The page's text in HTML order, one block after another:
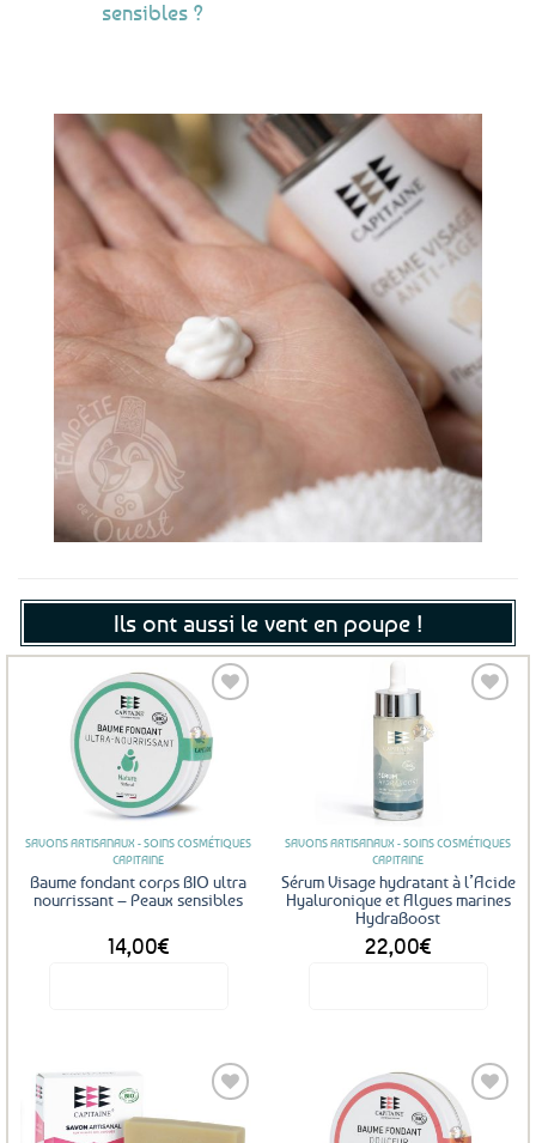
sensibles ?
Ils ont aussi le vent en poupe !
Ajouter
SAVONS ARTISANAUX - SOINS COSMÉTIQUES
CAPITAINE
Baume fondant corps BIO ultra
nourrissant – Peaux sensibles
14,00€
SAVONS ARTISANAUX - SOINS COSMÉTIQUES
CAPITAINE
Sérum Visage hydratant à l’Acide
Hyaluronique et Algues marines
HydraBoost
22,00€